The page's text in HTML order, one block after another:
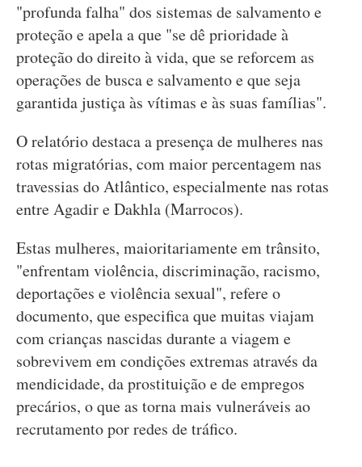
"profunda falha" dos sistemas de salvamento e
proteção e apela a que "se dê prioridade à
proteção do direito à vida, que se reforcem as
operações de busca e salvamento e que seja
garantida justiça às vítimas e às suas famílias".
O relatório destaca a presença de mulheres nas
rotas migratórias, com maior percentagem nas
travessias do Atlântico, especialmente nas rotas
entre Agadir e Dakhla (Marrocos).
Estas mulheres, maioritariamente em trânsito,
"enfrentam violência, discriminação, racismo,
deportações e violência sexual", refere o
documento, que especifica que muitas viajam
com crianças nascidas durante a viagem e
sobrevivem em condições extremas através da
mendicidade, da prostituição e de empregos
precários, o que as torna mais vulneráveis ao
recrutamento por redes de tráfico.